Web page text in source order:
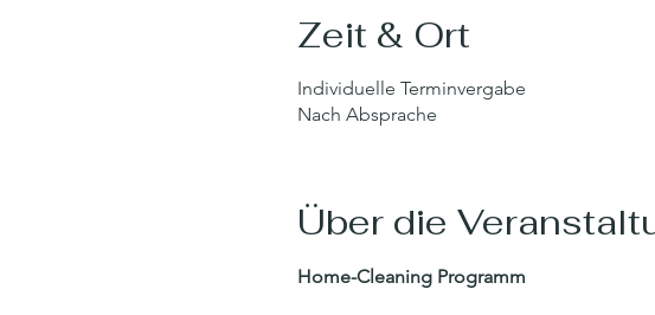
Zeit & Ort
Individuelle Terminvergabe
Nach Absprache
Über die
Home-Cleaning Programm